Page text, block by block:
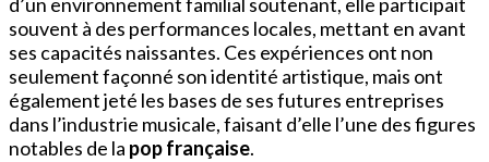
d’un environnement familial soutenant, elle participait
souvent à des performances locales, mettant en avant
ses capacités naissantes. Ces expériences ont non
seulement façonné son identité artistique, mais ont
également jeté les bases de ses futures entreprises
dans l’industrie musicale, faisant d’elle l’une des figures
notables de la pop française.